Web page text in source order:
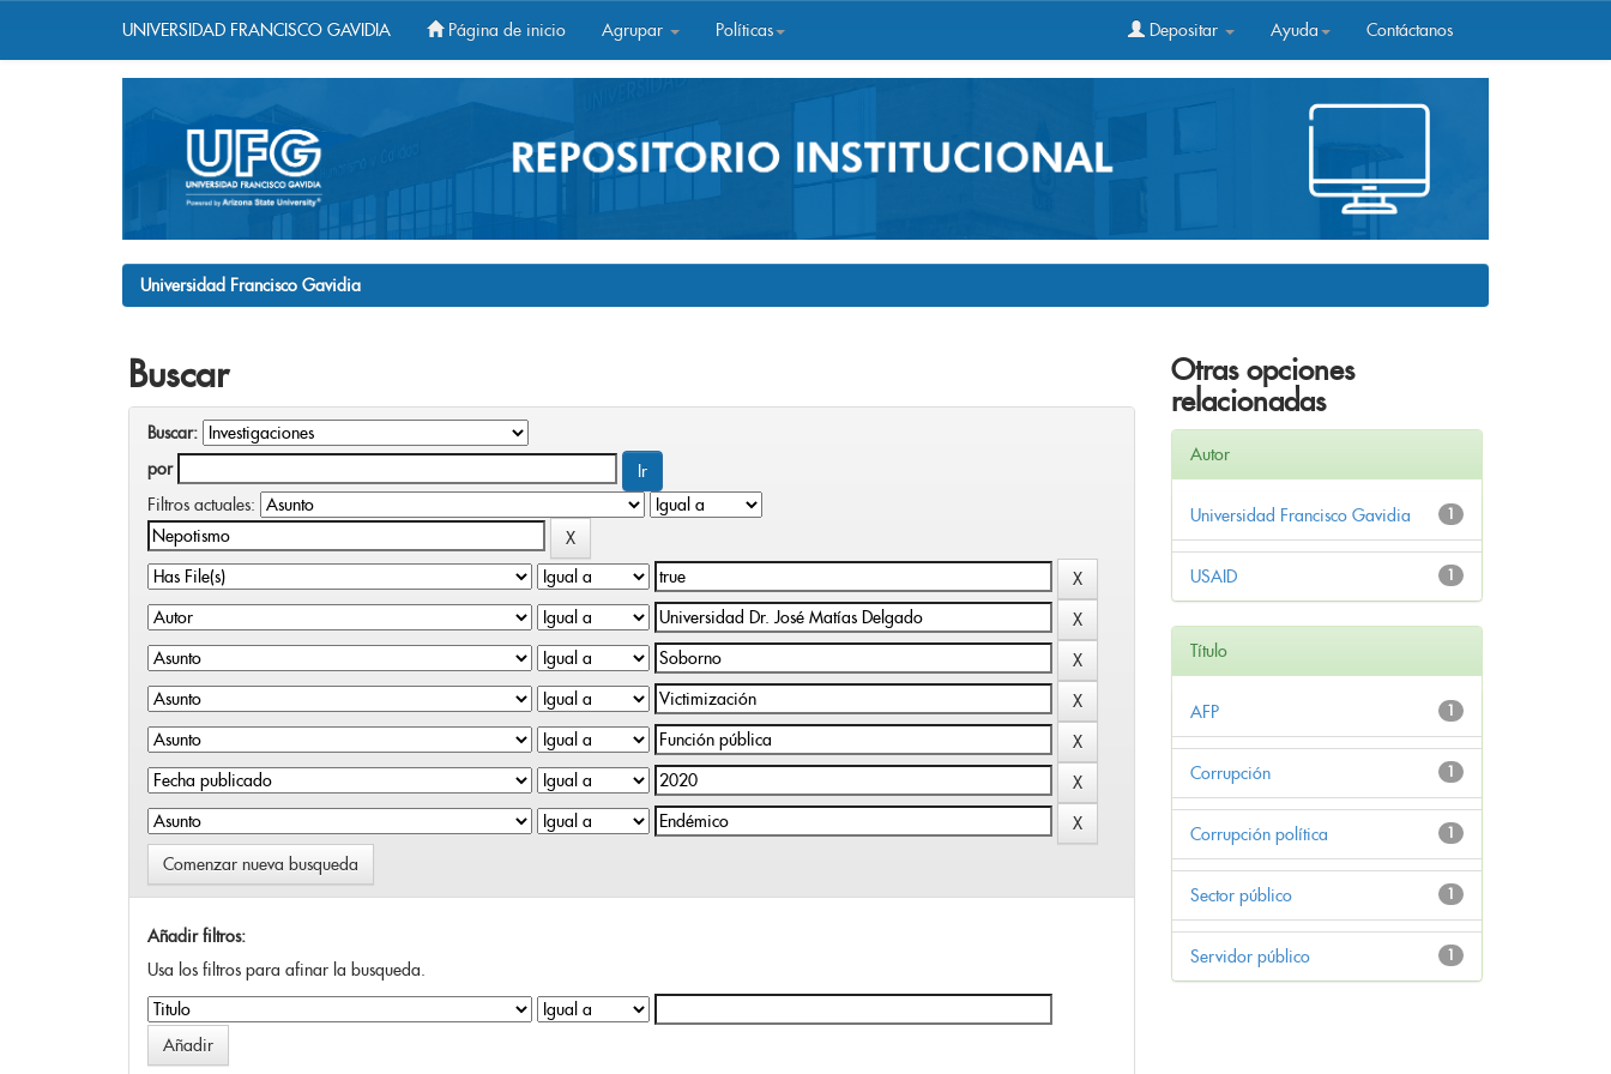
UNIVERSIDAD FRANCISCO GAVIDIA Página de inicio Agrupar Políticas Depositar Ayuda Contáctanos
Universidad Francisco Gavidia
Buscar
Buscar:
por
Filtros actuales:
Comenzar nueva busqueda
Añadir filtros:
Usa los filtros para afinar la busqueda.
Otras opciones
relacionadas
Autor
1
Universidad Francisco Gavidia
1
USAID
Título
1
AFP
1
Corrupción
1
Corrupción política
1
Sector público
1
Servidor público